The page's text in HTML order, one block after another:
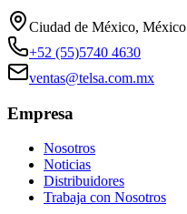
Ciudad de México, México
+52 (55)5740 4630
ventas@telsa.com.mx
Empresa
Nosotros
Noticias
Distribuidores
Trabaja con Nosotros